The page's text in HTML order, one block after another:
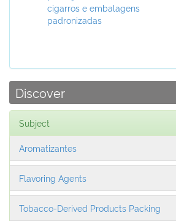
cigarros e embalagens
padronizadas
Discover
Subject
Aromatizantes
Flavoring Agents
Tobacco-Derived Products Packing